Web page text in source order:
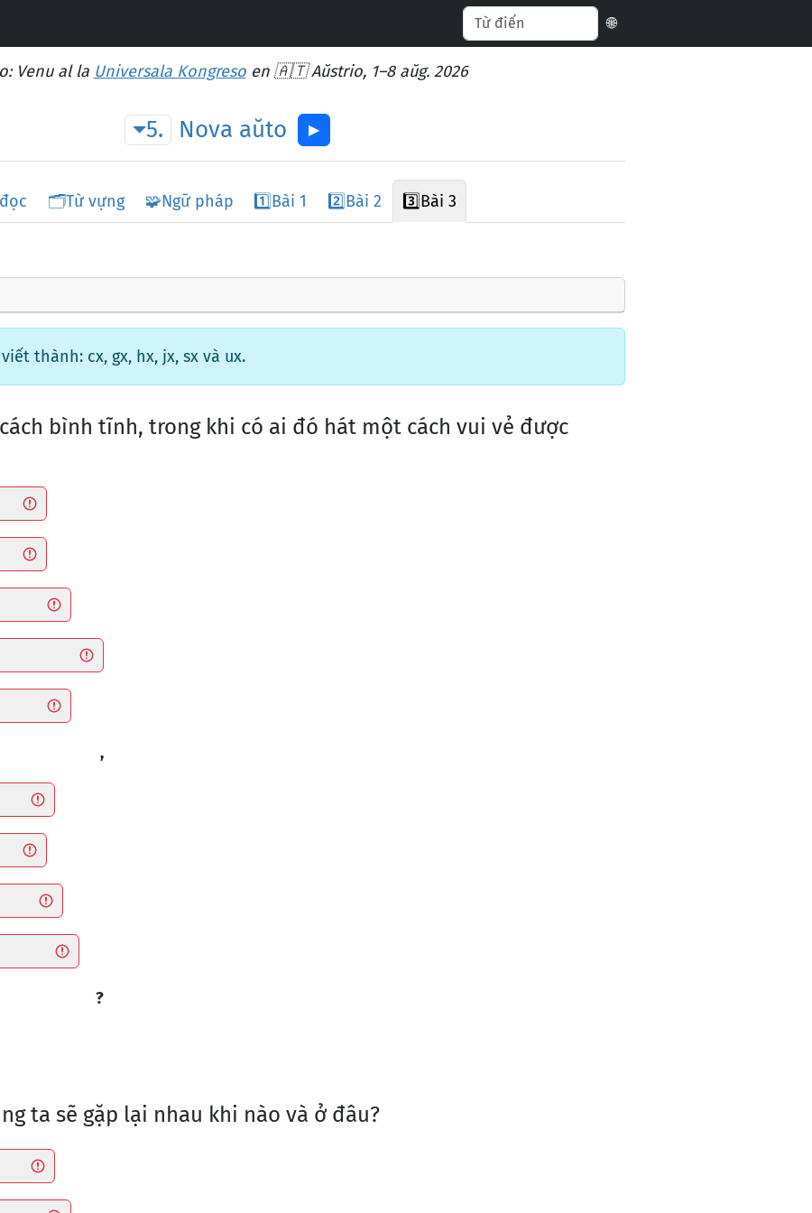
🌐
Venu al la Universala Kongresoen 🇦🇹 Aŭstrio, 1–8 aŭg. 2026
5. Nova aŭto ▶︎
🗂️Từ vựng 🧩Ngữ pháp 1️⃣Bài 1 2️⃣Bài 2 3️⃣Bài 3
thành: cx, gx, hx, jx, sx và ux.
bình tĩnh, trong khi có ai đó hát một cách vui vẻ được
,
?
ta sẽ gặp lại nhau khi nào và ở đâu?